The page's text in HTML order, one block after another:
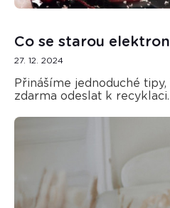
Co se starou
27. 12. 2024
Přinášíme jednoduché
zdarma odeslat k recyklaci.